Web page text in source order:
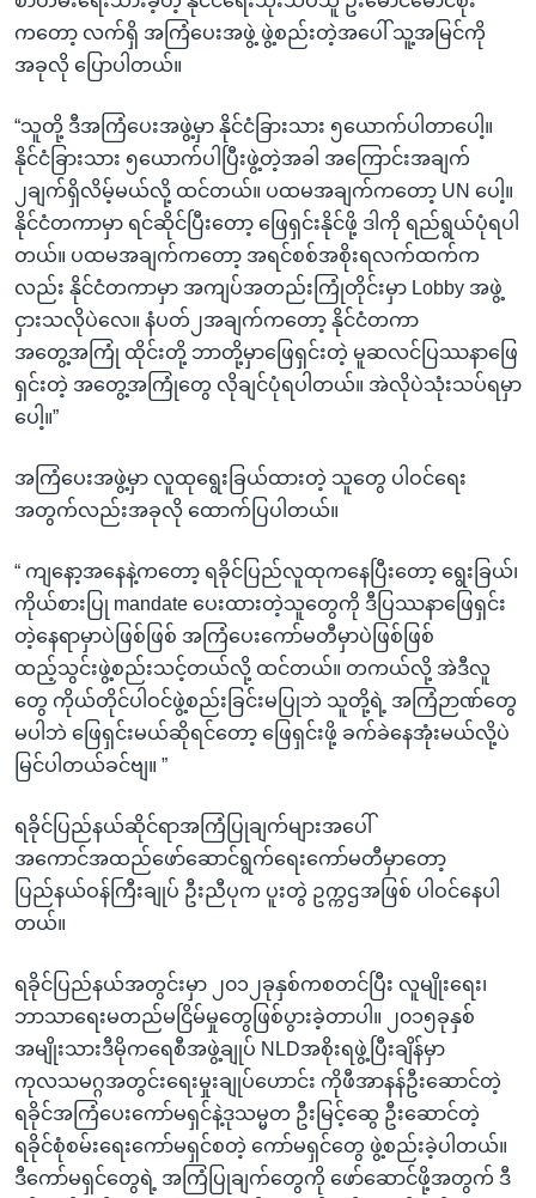
ကတော့ လက်ရှိ အကြံပေးအဖွဲ့ ဖွဲ့စည်းတဲ့အပေါ် သူ့အမြင်ကို
အခုလို ပြောပါတယ်။
“သူတို့ ဒီအကြံပေးအဖွဲ့မှာ နိုင်ငံခြားသား ၅ယောက်ပါတာပေါ့။
နိုင်ငံခြားသား ၅ယောက်ပါပြီးဖွဲ့တဲ့အခါ အကြောင်းအချက်
၂ချက်ရှိလိမ့်မယ်လို့ ထင်တယ်။ ပထမအချက်ကတော့ UN ပေါ့။
နိုင်ငံတကာမှာ ရင်ဆိုင်ပြီးတော့ ဖြေရှင်းနိုင်ဖို့ ဒါကို ရည်ရွယ်ပုံရပါ
တယ်။ ပထမအချက်ကတော့ အရင်စစ်အစိုးရလက်ထက်က
လည်း နိုင်ငံတကာမှာ အကျပ်အတည်းကြုံတိုင်းမှာ Lobby အဖွဲ့
ငှားသလိုပဲလေ။ နံပတ်၂အချက်ကတော့ နိုင်ငံတကာ
အတွေ့အကြုံ ထိုင်းတို့ ဘာတို့မှာဖြေရှင်းတဲ့ မူဆလင်ပြဿနာဖြေ
ရှင်းတဲ့ အတွေ့အကြုံတွေ လိုချင်ပုံရပါတယ်။ အဲလိုပဲသုံးသပ်ရမှာ
ပေါ့။”
အကြံပေးအဖွဲ့မှာ လူထုရွေးခြယ်ထားတဲ့ သူတွေ ပါဝင်ရေး
အတွက်လည်းအခုလို ထောက်ပြပါတယ်။
“ ကျနော့အနေနဲ့ကတော့ ရခိုင်ပြည်လူထုကနေပြီးတော့ ရွေးခြယ်၊
ကိုယ်စားပြု mandate ပေးထားတဲ့သူတွေကို ဒီပြဿနာဖြေရှင်း
တဲ့နေရာမှာပဲဖြစ်ဖြစ် အကြံပေးကော်မတီမှာပဲဖြစ်ဖြစ်
ထည့်သွင်းဖွဲ့စည်းသင့်တယ်လို့ ထင်တယ်။ တကယ်လို့ အဲဒီလူ
တွေ ကိုယ်တိုင်ပါဝင်ဖွဲ့စည်းခြင်းမပြုဘဲ သူတို့ရဲ့ အကြံဉာဏ်တွေ
မပါဘဲ ဖြေရှင်းမယ်ဆိုရင်တော့ ဖြေရှင်းဖို့ ခက်ခဲနေအုံးမယ်လို့ပဲ
မြင်ပါတယ်ခင်ဗျ။ ”
ရခိုင်ပြည်နယ်ဆိုင်ရာအကြံပြုချက်များအပေါ်
အကောင်အထည်ဖော်ဆောင်ရွက်ရေးကော်မတီမှာတော့
ပြည်နယ်ဝန်ကြီးချုပ် ဦးညီပုက ပူးတွဲ ဥက္ကဌအဖြစ် ပါဝင်နေပါ
တယ်။
ရခိုင်ပြည်နယ်အတွင်းမှာ ၂၀၁၂ခုနှစ်ကစတင်ပြီး လူမျိုးရေး၊
ဘာသာရေးမတည်မငြိမ်မှုတွေဖြစ်ပွားခဲ့တာပါ။ ၂၀၁၅ခုနှစ်
အမျိုးသားဒီမိုကရေစီအဖွဲ့ချုပ် NLDအစိုးရဖွဲ့ပြီးချိန်မှာ
ကုလသမဂ္ဂအတွင်းရေးမှုးချုပ်ဟောင်း ကိုဖီအာနန်ဦးဆောင်တဲ့
ရခိုင်အကြံပေးကော်မရှင်နဲ့ဒုသမ္မတ ဦးမြင့်ဆွေ ဦးဆောင်တဲ့
ရခိုင်စုံစမ်းရေးကော်မရှင်စတဲ့ ကော်မရှင်တွေ ဖွဲ့စည်းခဲ့ပါတယ်။
ဒီကော်မရှင်တွေရဲ့ အကြံပြုချက်တွေကို ဖော်ဆောင်ဖို့အတွက် ဒီ